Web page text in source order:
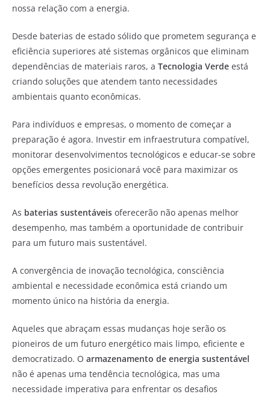
nossa relação com a energia.
Desde baterias de estado sólido que prometem segurança e
eficiência superiores até sistemas orgânicos que eliminam
dependências de materiais raros, a Tecnologia Verde está
criando soluções que atendem tanto necessidades
ambientais quanto econômicas.
Para indivíduos e empresas, o momento de começar a
preparação é agora. Investir em infraestrutura compatível,
monitorar desenvolvimentos tecnológicos e educar-se sobre
opções emergentes posicionará você para maximizar os
benefícios dessa revolução energética.
As baterias sustentáveis oferecerão não apenas melhor
desempenho, mas também a oportunidade de contribuir
para um futuro mais sustentável.
A convergência de inovação tecnológica, consciência
ambiental e necessidade econômica está criando um
momento único na história da energia.
Aqueles que abraçam essas mudanças hoje serão os
pioneiros de um futuro energético mais limpo, eficiente e
democratizado. O armazenamento de energia sustentável
não é apenas uma tendência tecnológica, mas uma
necessidade imperativa para enfrentar os desafios